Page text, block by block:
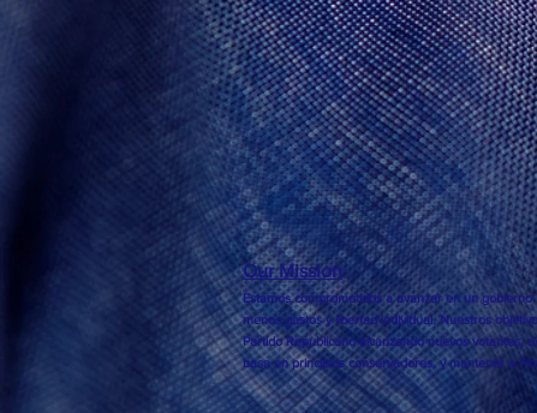
Our Mission
Estamos comprometidos a avanzar en un
menos gastos y libertad individual. Nuestros
Partido Republicano alcanzando nuevos votantes,
basa en principios conservadores, y mantener a